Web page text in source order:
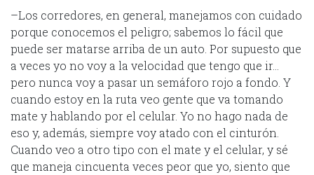
–Los corredores, en general, manejamos con cuidado
porque conocemos el peligro; sabemos lo fácil que
puede ser matarse arriba de un auto. Por supuesto que
a veces yo no voy a la velocidad que tengo que ir…
pero nunca voy a pasar un semáforo rojo a fondo. Y
cuando estoy en la ruta veo gente que va tomando
ma­te y hablando por el celular. Yo no hago nada de
eso y, además, siempre voy ata­do con el cinturón.
Cuando veo a otro ti­po con el mate y el celular, y sé
que ma­neja cincuenta veces peor que yo, siento que